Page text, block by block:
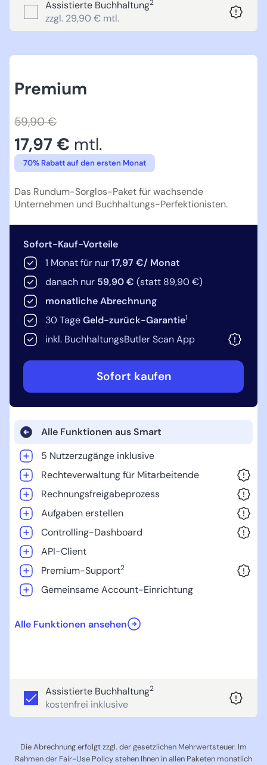
Assistierte Buchhaltung2
zzgl. 29,90 € mtl.
Premium
59,90 €
17,97 € mtl.
70% Rabatt auf den ersten Monat
Das Rundum-Sorglos-Paket für wachsende
Unternehmen und Buchhaltungs-Perfektionisten.
Sofort-Kauf-Vorteile
1 Monat für nur17,97 €/ Monat
danach nur 59,90 € (statt 89,90 €)
monatliche Abrechnung
30 TageGeld-zurück-Garantie1
inkl. BuchhaltungsButler Scan App
Sofort kaufen
Alle Funktionen aus Smart
5 Nutzerzugänge inklusive
Rechteverwaltung für Mitarbeitende
Rechnungsfreigabeprozess
Aufgaben erstellen
Controlling-Dashboard
API-Client
Premium-Support2
Gemeinsame Account-Einrichtung
Alle Funktionen ansehen
Assistierte Buchhaltung2
kostenfrei inklusive
Die Abrechnung erfolgt zzgl. der gesetzlichen Mehrwertsteuer. Im
Rahmen der Fair-Use Policy stehen Ihnen in allen Paketen monatlich